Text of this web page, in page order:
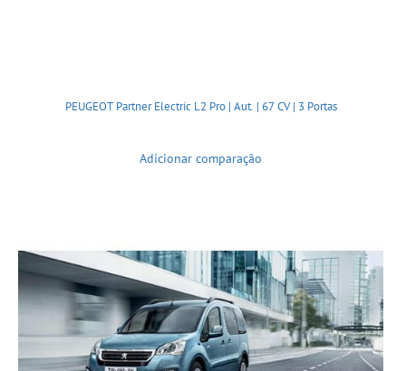
PEUGEOT Partner Electric L2 Pro | Aut. | 67 CV | 3 Portas
Adicionar comparação